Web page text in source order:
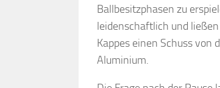
Ballbesitzphasen zu
leidenschaftlich und
Kappes einen Schuss
Aluminium.